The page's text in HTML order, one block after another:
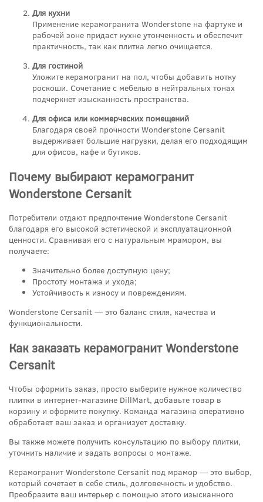
Для кухни
Применение керамогранита Wonderstone на фартуке и
рабочей зоне придаст кухне утонченность и обеспечит
практичность, так как плитка легко очищается.
Для гостиной
Уложите керамогранит на пол, чтобы добавить нотку
роскоши. Сочетание с мебелью в нейтральных тонах
подчеркнет изысканность пространства.
Для офиса или коммерческих помещений
Благодаря своей прочности Wonderstone Cersanit
выдерживает большие нагрузки, делая его подходящим
для офисов, кафе и бутиков.
Почему выбирают керамогранит
Wonderstone Cersanit
Потребители отдают предпочтение Wonderstone Cersanit
благодаря его высокой эстетической и эксплуатационной
ценности. Сравнивая его с натуральным мрамором, вы
получаете:
Значительно более доступную цену;
Простоту монтажа и ухода;
Устойчивость к износу и повреждениям.
Wonderstone Cersanit — это баланс стиля, качества и
функциональности.
Как заказать керамогранит Wonderstone
Cersanit
Чтобы оформить заказ, просто выберите нужное количество
плитки в интернет-магазине DillMart, добавьте товар в
корзину и оформите покупку. Команда магазина оперативно
обработает ваш заказ и организует доставку.
Вы также можете получить консультацию по выбору плитки,
уточнить наличие и задать вопросы о монтаже.
Керамогранит Wonderstone Cersanit под мрамор — это выбор,
который сочетает в себе стиль, долговечность и удобство.
Преобразите ваш интерьер с помощью этого изысканного